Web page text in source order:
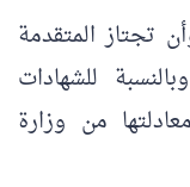
تجتاز المتقدمة
للشهادات
من وزارة